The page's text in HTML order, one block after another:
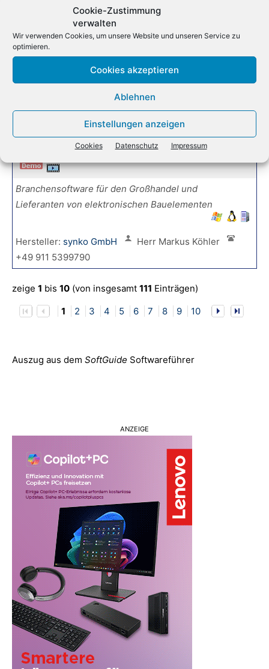
Cookie-Zustimmung
verwalten
Wir verwenden Cookies, um unsere Website und unseren Service zu
optimieren.
Cookies akzeptieren
Ablehnen
Einstellungen anzeigen
Cookies Datenschutz Impressum
Brückner System GmbH Software für den
Großhandel
Herr Timo Stockdreher
+ 49
(0)4101 5855 - 22
INFORIUS
Softwarelösung für eCommerce Händler
Branchensoftware für den Großhandel und
Lieferanten von elektronischen Bauelementen
Hersteller: synko GmbH
Herr Markus Köhler
+49 911 5399790
zeige 1 bis 10 (von insgesamt 111 Einträgen)
1
2 3 4 5 6 7 8 9 10
Auszug aus dem SoftGuide Softwareführer
ANZEIGE